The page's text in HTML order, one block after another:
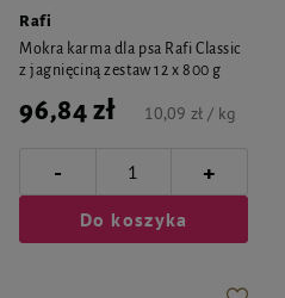
Rafi
Mokra karma dla psa Rafi Classic
z jagnięciną zestaw 12 x 800 g
96,84 zł 10,09 zł / kg
- +
Do koszyka